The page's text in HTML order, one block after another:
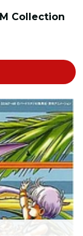
Collection